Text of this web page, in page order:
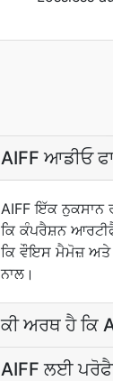
AIFF ਆਡੀਓ
AIFF ਇੱਕ ਨੁਕਸਾਨ
ਕਿ ਕੰਪਰੈਸ਼ਨ
ਕਿ ਵੌਇਸ ਮੈਮੋਜ਼ ਅਤੇ
ਨਾਲ।
ਕੀ ਅਰਥ ਹੈ ਕਿ
AIFF ਲਈ